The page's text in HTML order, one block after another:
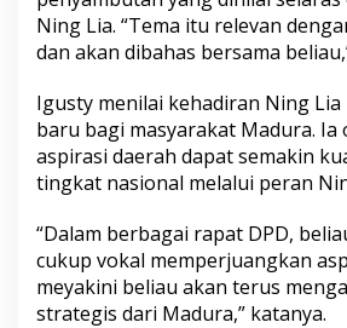
Ning Lia. “Tema itu relevan
dan akan dibahas bersama
Igusty menilai kehadiran Ning
baru bagi masyarakat Madura. Ia
aspirasi daerah dapat semakin
tingkat nasional melalui peran
“Dalam berbagai rapat DPD,
cukup vokal memperjuangkan
meyakini beliau akan terus
strategis dari Madura,” katanya.